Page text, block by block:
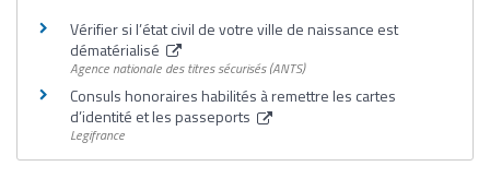
Vérifier si l’état civil de votre ville de naissance est
dématérialisé
Agence nationale des titres sécurisés (ANTS)
Consuls honoraires habilités à remettre les cartes
d’identité et les passeports
Legifrance